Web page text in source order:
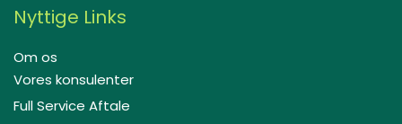
Nyttige Links
Om os
Vores konsulenter
Full Service Aftale